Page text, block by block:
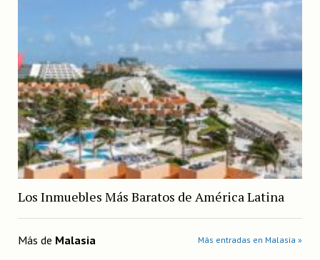
Los Inmuebles Más Baratos de América Latina
Más de Malasia Más entradas en Malasia »